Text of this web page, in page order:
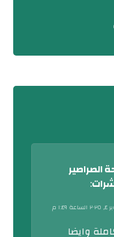
الصراصير
:
١:٤٩ م
وايضا